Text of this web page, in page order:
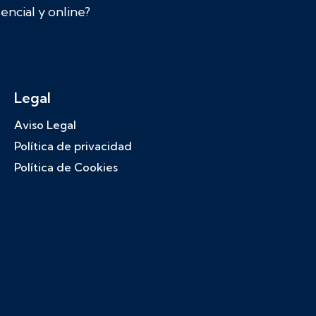
y online?
Legal
Aviso Legal
Política de privacidad
Política de Cookies